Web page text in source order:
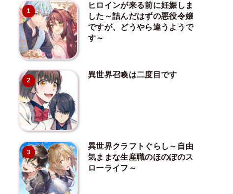
1
ヒロインが来る前に妊娠しま
した～詰んだはずの悪役令嬢
ですが、どうやら違うようで
す～
2
異世界召喚は二度目です
3
異世界クラフトぐらし～自由
気ままな生産職のほのぼのス
ローライフ～